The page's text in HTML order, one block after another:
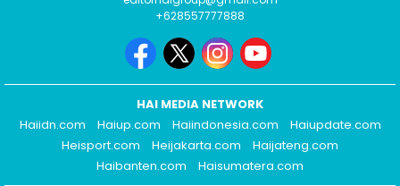
+628557777888
HAI MEDIA NETWORK
Haiidn.com
Haiup.com Haiindonesia.com
Haiupdate.com
Heisport.com
Heijakarta.com
Haijateng.com
Haibanten.com
Haisumatera.com